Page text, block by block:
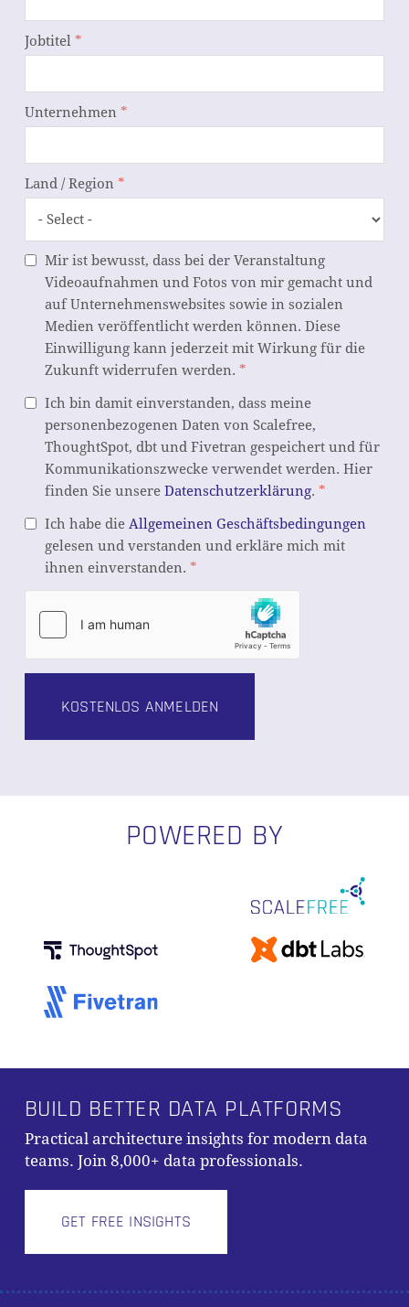
Jobtitel*
Unternehmen*
Land / Region*
Mir ist bewusst, dass bei der Veranstaltung
Videoaufnahmen und Fotos von mir gemacht und
auf Unternehmenswebsites sowie in sozialen
Medien veröffentlicht werden können. Diese
Einwilligung kann jederzeit mit Wirkung für die
Zukunft widerrufen werden.*
Ich bin damit einverstanden, dass meine
personenbezogenen Daten von Scalefree,
ThoughtSpot, dbt und Fivetran gespeichert und für
Kommunikationszwecke verwendet werden. Hier
finden Sie unsereDatenschutzerklärung.*
Ich habe dieAllgemeinen Geschäftsbedingungen
gelesen und verstanden und erkläre mich mit
ihnen einverstanden.*
POWERED BY
BUILD BETTER DATA PLATFORMS
Practical architecture insights for modern data
teams. Join 8,000+ data professionals.
GET FREE INSIGHTS